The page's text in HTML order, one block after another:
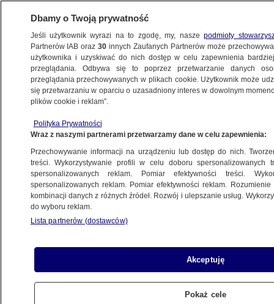
WARSZAWA
ŚRÓDMIEŚCIE
burzowego, kolacja z koszykarzami,
spotkania ze zwierzakami
26.01.2025, 09:28
Udostępnij
Dbamy o Twoją prywatność
Jeśli użytkownik wyrazi na to zgodę, my, naszepodmioty
Partnerów IAB oraz30 innych Zaufanych Partnerów może
użytkownika i uzyskiwać do nich dostęp w celu zapewnienia
przeglądania. Odbywa się to poprzez przetwarzanie danych
przeglądania przechowywanych w plikach cookie. Użytkownik może
się przetwarzaniu w oparciu o uzasadniony interes w dowolnym
plików cookie i reklam”.
Polityka Prywatności
Wraz z naszymi partnerami przetwarzamy dane w celu zapewnienia:
Przechowywanie informacji na urządzeniu lub dostęp do nich.
treści. Wykorzystywanie profili w celu doboru spersonalizowanych
spersonalizowanych reklam. Pomiar efektywności treści.
spersonalizowanych reklam. Pomiar efektywności reklam.
kombinacji danych z różnych źródeł. Rozwój i ulepszanie usług.
do wyboru reklam.
Lista partnerów (dostawców)
Akceptuję
Pokaż cele